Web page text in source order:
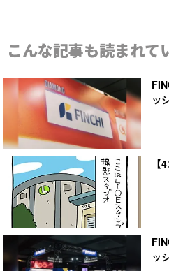
こんな記事も読まれて
ッ
【
ッ